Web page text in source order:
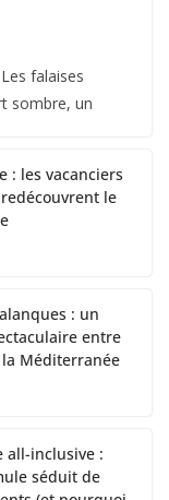
falaises
sombre, un
: les vacanciers
le
: un
entre
Méditerranée
all-inclusive :
séduit de